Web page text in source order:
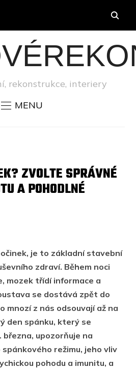
rekonstrukce, interiery
MENU
ZVOLTE SPRÁVNÉ
A POHODLNÉ
je to základní stavební
zdraví. Během noci
mozek třídí informace a
se dostává zpět do
mnozí z nás odsouvají až na
den spánku, který se
března, upozorňuje na
režimu, jeho vliv
pohodu a imunitu, a